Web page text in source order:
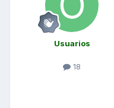
Usuarios
18